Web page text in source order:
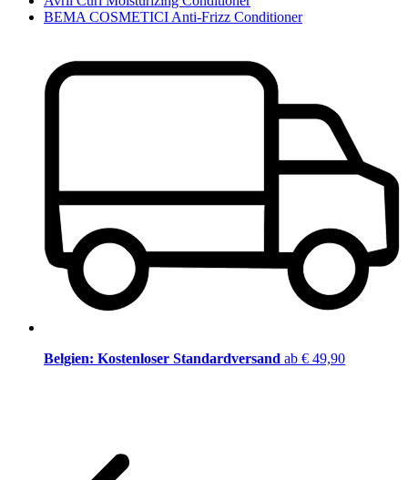
BEMA COSMETICI Anti-Frizz Conditioner
Belgien: Kostenloser Standardversand ab € 49,90